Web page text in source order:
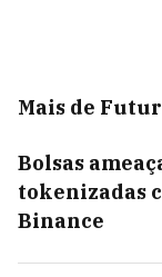
Mais de
Bolsas
tokenizadas
Binance